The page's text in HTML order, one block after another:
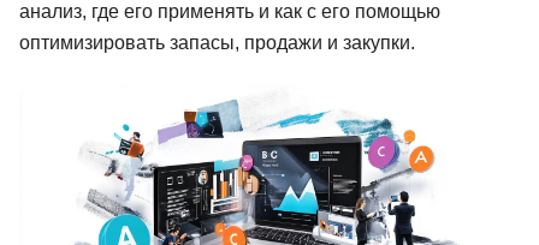
анализ, где его применять и как с его помощью
оптимизировать запасы, продажи и закупки.
Аналитика
Иностранные языки
Soft Skills